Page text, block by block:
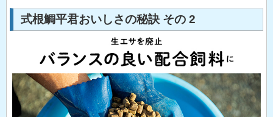
式根鯛平君おいしさの秘訣 その 2